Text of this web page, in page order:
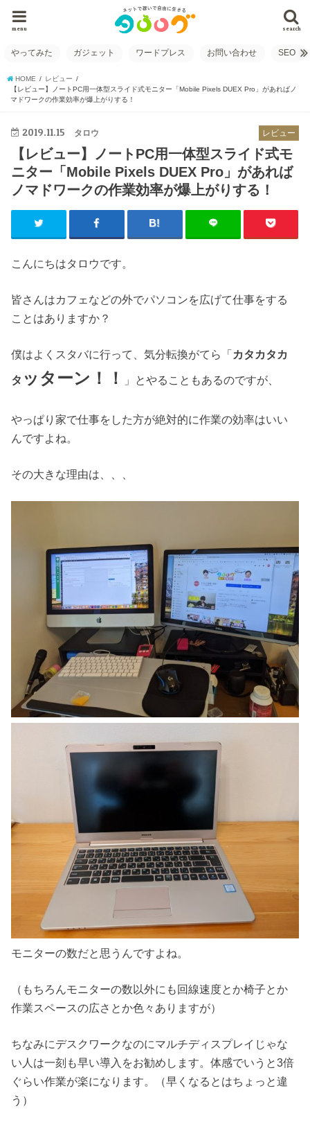
search
menu
やってみた ガジェット ワードプレス お問い合わせ SEO
HOME
レビュー
【レビュー】ノートPC用一体型スライド式モニター「Mobile Pixels DUEX Pro」があればノ
マドワークの作業効率が爆上がりする！
レビュー
2019.11.15 タロウ
【レビュー】ノートPC用一体型スライド式モ
ニター「Mobile Pixels DUEX Pro」があれば
ノマドワークの作業効率が爆上がりする！
こんにちはタロウです。
皆さんはカフェなどの外でパソコンを広げて仕事をする
ことはありますか？
僕はよくスタバに行って、気分転換がてら「 カタカタカ
タ ッターン！！ 」とやることもあるのですが、
やっぱり家で仕事をした方が絶対的に作業の効率はいい
んですよね。
その大きな理由は、、、
モニターの数だと思うんですよね。
（もちろんモニターの数以外にも回線速度とか椅子とか
作業スペースの広さとか色々ありますが）
ちなみにデスクワークなのにマルチディスプレイじゃな
い人は一刻も早い導入をお勧めします。体感でいうと3倍
ぐらい作業が楽になります。（早くなるとはちょっと違
う）